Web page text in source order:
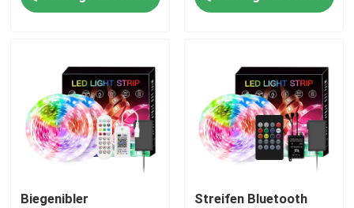
Angebrachtes LED-Oberflächenprofil
Vertiefte LED-Profil
Profil der Fasergipsplatten-LED
Biegenibler
Streifen Bluetooth